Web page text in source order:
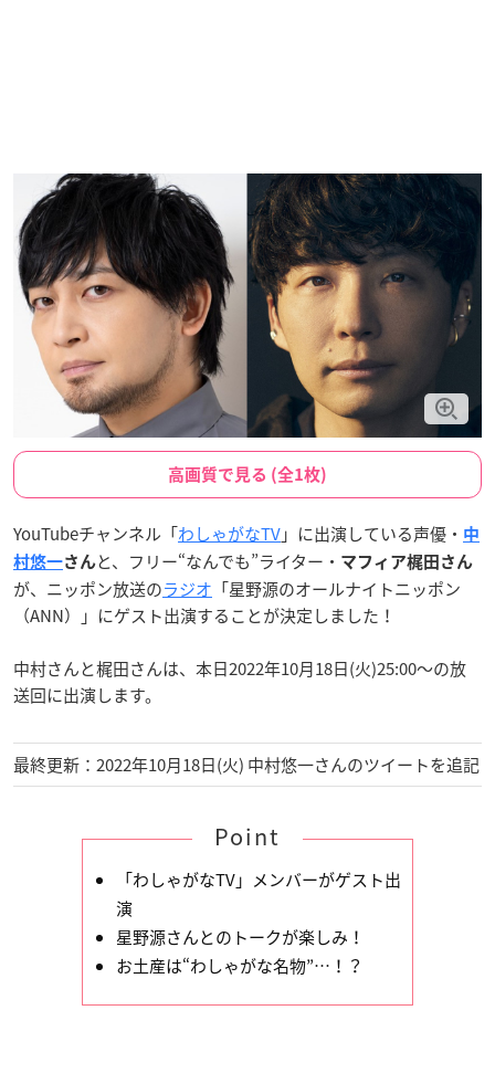
高画質で見る (全1枚)
YouTubeチャンネル「わしゃがなTV」に出演している声優・ 中
村悠一さんと、フリー“なんでも”ライター・ マフィア梶田さん
が、ニッポン放送のラジオ 「星野源のオールナイトニッポン
（ANN）」にゲスト出演することが決定しました！
中村さんと梶田さんは、本日2022年10月18日(火)25:00～の放
送回に出演します。
最終更新：2022年10月18日(火) 中村悠一さんのツイートを追記
Point
「わしゃがなTV」メンバーがゲスト出
演
星野源さんとのトークが楽しみ！
お土産は“わしゃがな名物”…！？